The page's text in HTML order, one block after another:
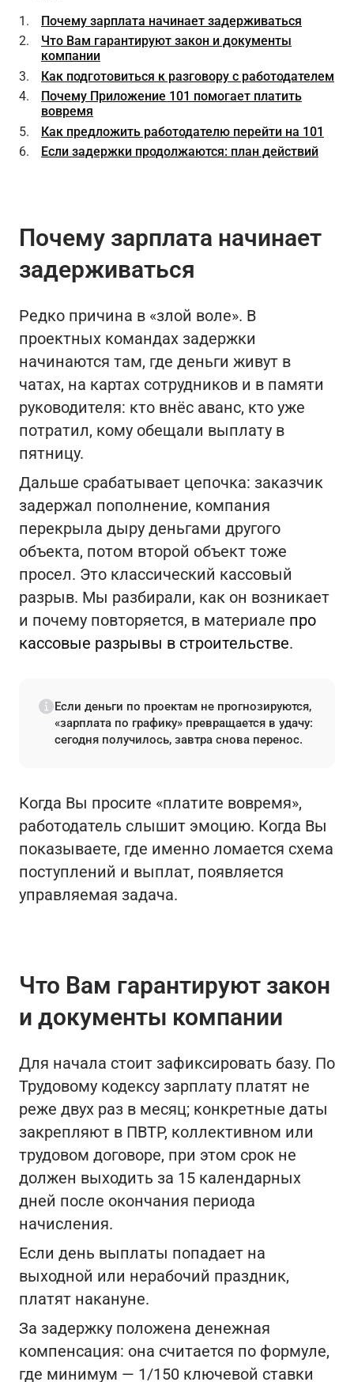
Почему зарплата начинает задерживаться
Что Вам гарантируют закон и документы
компании
Как подготовиться к разговору с работодателем
Почему Приложение 101 помогает платить
вовремя
Как предложить работодателю перейти на 101
Если задержки продолжаются: план действий
Почему зарплата начинает
задерживаться
Редко причина в «злой воле». В
проектных командах задержки
начинаются там, где деньги живут в
чатах, на картах сотрудников и в памяти
руководителя: кто внёс аванс, кто уже
потратил, кому обещали выплату в
пятницу.
Дальше срабатывает цепочка: заказчик
задержал пополнение, компания
перекрыла дыру деньгами другого
объекта, потом второй объект тоже
просел. Это классический кассовый
разрыв. Мы разбирали, как он возникает
и почему повторяется, в материале про
кассовые разрывы в строительстве.
Если деньги по проектам не прогнозируются,
«зарплата по графику» превращается в удачу:
сегодня получилось, завтра снова перенос.
Когда Вы просите «платите вовремя»,
работодатель слышит эмоцию. Когда Вы
показываете, где именно ломается схема
поступлений и выплат, появляется
управляемая задача.
Что Вам гарантируют закон
и документы компании
Для начала стоит зафиксировать базу. По
Трудовому кодексу зарплату платят не
реже двух раз в месяц; конкретные даты
закрепляют в ПВТР, коллективном или
трудовом договоре, при этом срок не
должен выходить за 15 календарных
дней после окончания периода
начисления.
Если день выплаты попадает на
выходной или нерабочий праздник,
платят накануне.
За задержку положена денежная
компенсация: она считается по формуле,
где минимум — 1/150 ключевой ставки